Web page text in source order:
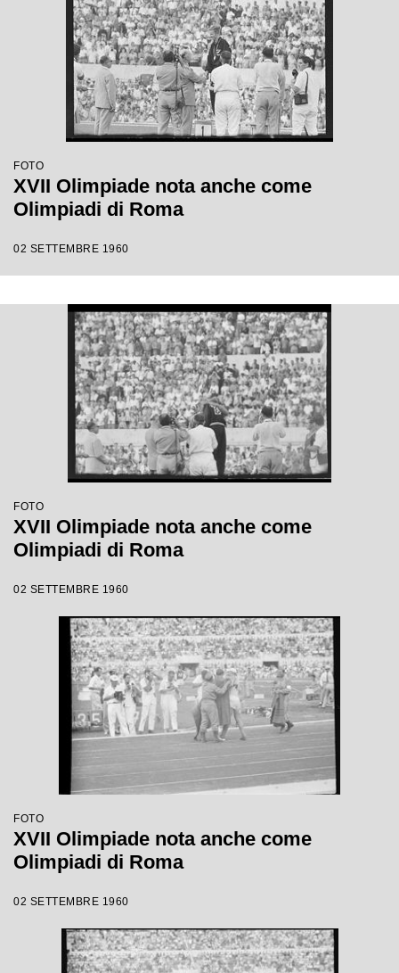
FOTO
XVII Olimpiade nota anche come
Olimpiadi di Roma
02 SETTEMBRE 1960
FOTO
XVII Olimpiade nota anche come
Olimpiadi di Roma
02 SETTEMBRE 1960
FOTO
XVII Olimpiade nota anche come
Olimpiadi di Roma
02 SETTEMBRE 1960